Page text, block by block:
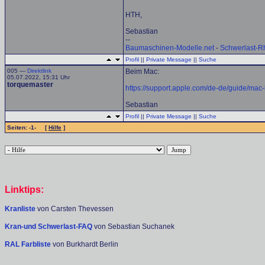
HTH,
Sebastian
--
Baumaschinen-Modelle.net- Schwerlast-
Profil || Private Message || Suche
005 — Direktlink
05.07.2022, 15:31 Uhr
torquemaster
Beim Mac:
https://support.apple.com/de-de/guide/
Sebastian
Profil || Private Message || Suche
Seiten: -1- [Hilfe ]
Linktips:
Kranliste von Carsten Thevessen
Kran-und Schwerlast-FAQ von Sebastian Suchanek
RAL Farbliste von Burkhardt Berlin